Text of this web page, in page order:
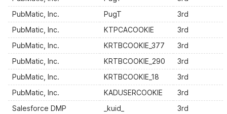
PubMatic, Inc.
PugT
3rd
PubMatic, Inc.
KTPCACOOKIE
3rd
PubMatic, Inc.
KRTBCOOKIE_377
3rd
PubMatic, Inc.
KRTBCOOKIE_290
3rd
PubMatic, Inc.
KRTBCOOKIE_18
3rd
PubMatic, Inc.
KADUSERCOOKIE
3rd
Salesforce DMP
_kuid_ 3rd